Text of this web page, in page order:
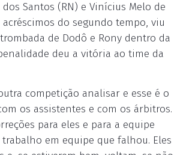
dos Santos (RN) e Vinícius Melo de
acréscimos do segundo tempo, viu
de Dodô e Rony dentro da
deu a vitória ao time da
competição analisar e esse é o
os assistentes e com os árbitros.
para eles e para a equipe
em equipe que falhou. Eles